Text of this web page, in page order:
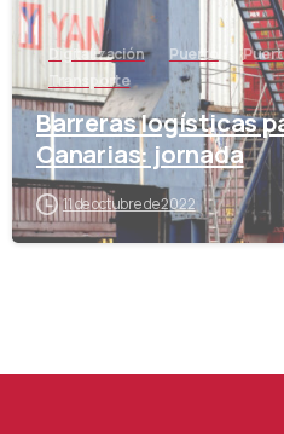
Digitalización Puerto
Transporte
Barreras logísticas
Canarias: jornada
11 de octubre de 2022